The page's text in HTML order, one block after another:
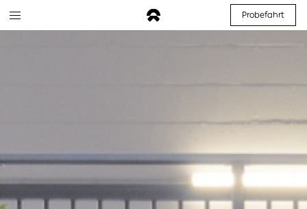
Probefahrt